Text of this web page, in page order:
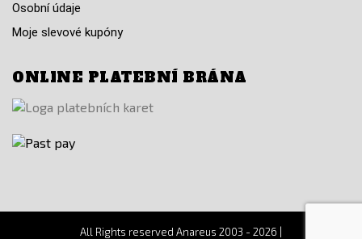
Osobní údaje
Moje slevové kupóny
ONLINE PLATEBNÍ BRÁNA
All Rights reserved Anareus 2003 - 2026 |